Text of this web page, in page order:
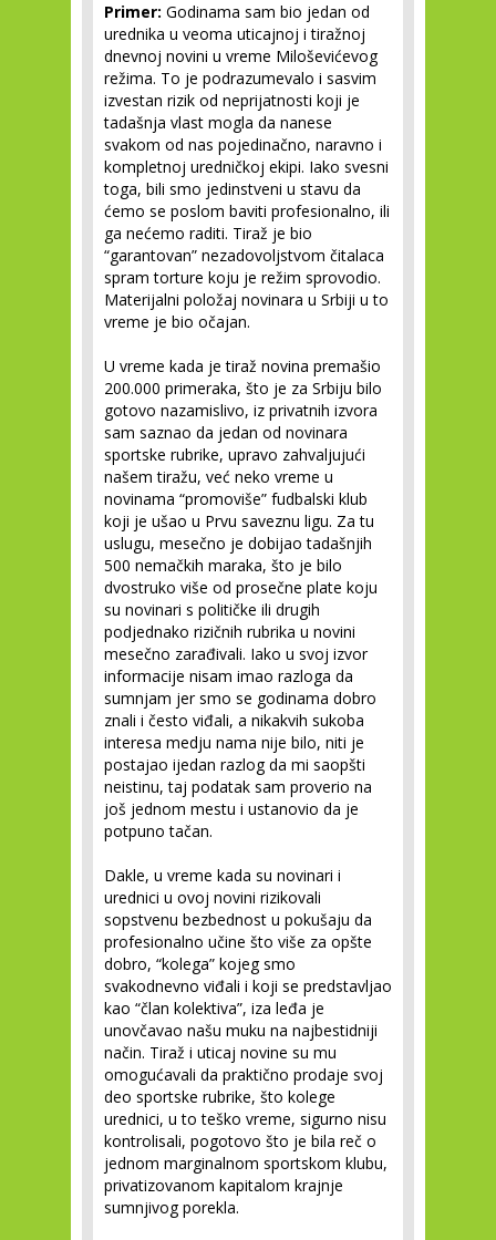
Primer: Godinama sam bio jedan od
urednika u veoma uticajnoj i tiražnoj
dnevnoj novini u vreme Miloševićevog
režima. To je podrazumevalo i sasvim
izvestan rizik od neprijatnosti koji je
tadašnja vlast mogla da nanese
svakom od nas pojedinačno, naravno i
kompletnoj uredničkoj ekipi. Iako svesni
toga, bili smo jedinstveni u stavu da
ćemo se poslom baviti profesionalno, ili
ga nećemo raditi. Tiraž je bio
“garantovan” nezadovoljstvom čitalaca
spram torture koju je režim sprovodio.
Materijalni položaj novinara u Srbiji u to
vreme je bio očajan.
U vreme kada je tiraž novina premašio
200.000 primeraka, što je za Srbiju bilo
gotovo nazamislivo, iz privatnih izvora
sam saznao da jedan od novinara
sportske rubrike, upravo zahvaljujući
našem tiražu, već neko vreme u
novinama “promoviše” fudbalski klub
koji je ušao u Prvu saveznu ligu. Za tu
uslugu, mesečno je dobijao tadašnjih
500 nemačkih maraka, što je bilo
dvostruko više od prosečne plate koju
su novinari s političke ili drugih
podjednako rizičnih rubrika u novini
mesečno zarađivali. Iako u svoj izvor
informacije nisam imao razloga da
sumnjam jer smo se godinama dobro
znali i često viđali, a nikakvih sukoba
interesa medju nama nije bilo, niti je
postajao ijedan razlog da mi saopšti
neistinu, taj podatak sam proverio na
još jednom mestu i ustanovio da je
potpuno tačan.
Dakle, u vreme kada su novinari i
urednici u ovoj novini rizikovali
sopstvenu bezbednost u pokušaju da
profesionalno učine što više za opšte
dobro, “kolega” kojeg smo
svakodnevno viđali i koji se predstavljao
kao “član kolektiva”, iza leđa je
unovčavao našu muku na najbestidniji
način. Tiraž i uticaj novine su mu
omogućavali da praktično prodaje svoj
deo sportske rubrike, što kolege
urednici, u to teško vreme, sigurno nisu
kontrolisali, pogotovo što je bila reč o
jednom marginalnom sportskom klubu,
privatizovanom kapitalom krajnje
sumnjivog porekla.